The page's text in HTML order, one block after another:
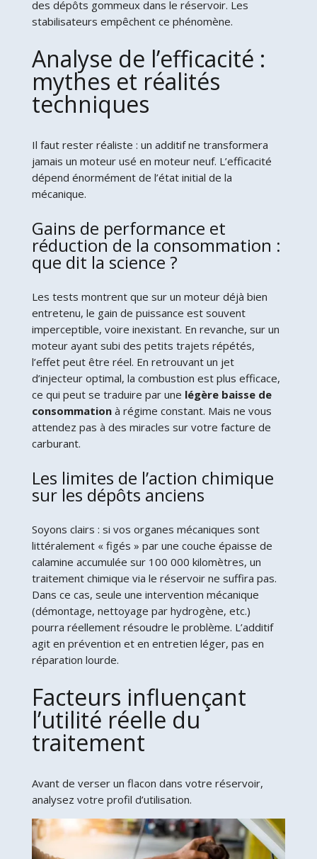
des dépôts gommeux dans le réservoir. Les
stabilisateurs empêchent ce phénomène.
Analyse de l’efficacité :
mythes et réalités
techniques
Il faut rester réaliste : un additif ne transformera
jamais un moteur usé en moteur neuf. L’efficacité
dépend énormément de l’état initial de la
mécanique.
Gains de performance et
réduction de la consommation :
que dit la science ?
Les tests montrent que sur un moteur déjà bien
entretenu, le gain de puissance est souvent
imperceptible, voire inexistant. En revanche, sur un
moteur ayant subi des petits trajets répétés,
l’effet peut être réel. En retrouvant un jet
d’injecteur optimal, la combustion est plus efficace,
ce qui peut se traduire par une légère baisse de
consommationà régime constant. Mais ne vous
attendez pas à des miracles sur votre facture de
carburant.
Les limites de l’action chimique
sur les dépôts anciens
Soyons clairs : si vos organes mécaniques sont
littéralement « figés » par une couche épaisse de
calamine accumulée sur 100 000 kilomètres, un
traitement chimique via le réservoir ne suffira pas.
Dans ce cas, seule une intervention mécanique
(démontage, nettoyage par hydrogène, etc.)
pourra réellement résoudre le problème. L’additif
agit en prévention et en entretien léger, pas en
réparation lourde.
Facteurs influençant
l’utilité réelle du
traitement
Avant de verser un flacon dans votre réservoir,
analysez votre profil d’utilisation.